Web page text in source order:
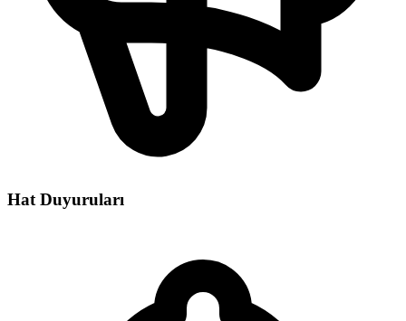
Hat Duyuruları